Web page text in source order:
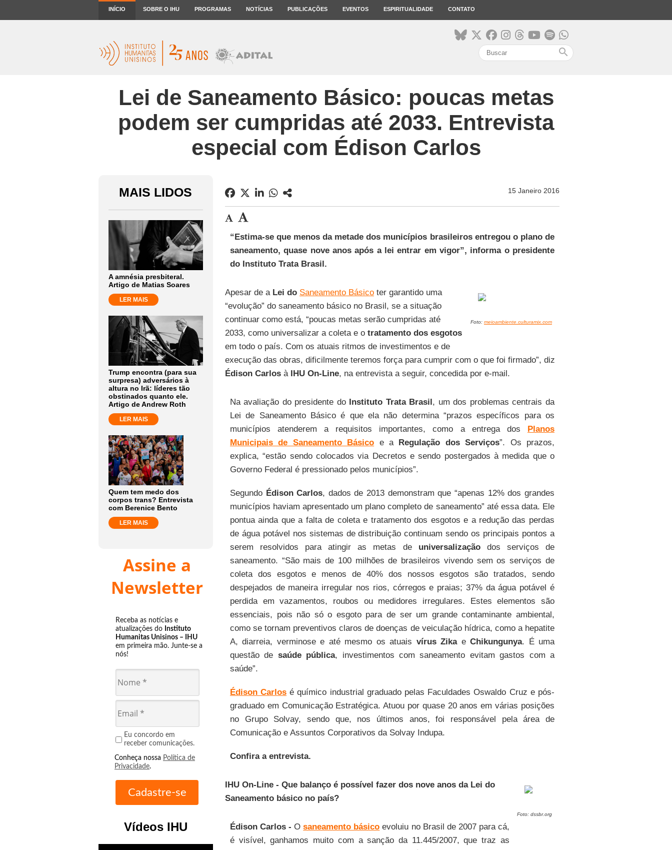
INÍCIO SOBRE O IHU PROGRAMAS NOTÍCIAS PUBLICAÇÕES EVENTOS ESPIRITUALIDADE CONTATO
search
Lei de Saneamento Básico: poucas metas
podem ser cumpridas até 2033. Entrevista
especial com Édison Carlos
MAIS LIDOS
A amnésia presbiteral.
Artigo de Matias Soares
LER MAIS
Trump encontra (para sua
surpresa) adversários à
altura no Irã: líderes tão
obstinados quanto ele.
Artigo de Andrew Roth
LER MAIS
Quem tem medo dos
corpos trans? Entrevista
com Berenice Bento
LER MAIS
Assine a
Newsletter
Receba as notícias e
atualizações do Instituto
Humanitas Unisinos – IHU
em primeira mão. Junte-se a
nós!
Eu concordo em
receber comunicações.
Conheça nossa Política de
Privacidade.
Vídeos IHU
15 Janeiro 2016
“Estima-se que menos da metade dos municípios brasileiros entregou o plano de
saneamento, quase nove anos após a lei entrar em vigor”, informa o presidente
do Instituto Trata Brasil.
Foto: meioambiente.culturamix.com
Apesar de a Lei do Saneamento Básicoter garantido uma
“evolução” do saneamento básico no Brasil, se a situação
continuar como está, “poucas metas serão cumpridas até
2033, como universalizar a coleta e otratamento dos esgotos
em todo o país. Com os atuais ritmos de investimentos e de
execução das obras, dificilmente teremos força para cumprir com o que foi firmado”, diz
Édison Carlosà IHU On-Line, na entrevista a seguir, concedida por e-mail.
Na avaliação do presidente do Instituto Trata Brasil, um dos problemas centrais da
Lei de Saneamento Básico é que ela não determina “prazos específicos para os
municípios atenderem a requisitos importantes, como a entrega dos Planos
Municipais de Saneamento Básico e a Regulação dos Serviços”. Os prazos,
explica, “estão sendo colocados via Decretos e sendo postergados à medida que o
Governo Federal é pressionado pelos municípios”.
Segundo Édison Carlos, dados de 2013 demonstram que “apenas 12% dos grandes
municípios haviam apresentado um plano completo de saneamento” até essa data. Ele
pontua ainda que a falta de coleta e tratamento dos esgotos e a redução das perdas
de água potável nos sistemas de distribuição continuam sendo os principais pontos a
serem resolvidos para atingir as metas de universalizaçãodos serviços de
saneamento. “São mais de 100 milhões de brasileiros vivendo sem os serviços de
coleta dos esgotos e menos de 40% dos nossos esgotos são tratados, sendo
despejados de maneira irregular nos rios, córregos e praias; 37% da água potável é
perdida em vazamentos, roubos ou medidores irregulares. Estes elementos são
essenciais, pois não só o esgoto para de ser um grande contaminante ambiental,
como se tornam preventivos claros de doenças de veiculação hídrica, como a hepatite
A, diarreia, verminose e até mesmo os atuais vírus ZikaeChikungunya. É uma
questão de saúde pública, investimentos com saneamento evitam gastos com a
saúde”.
Édison Carlos é químico industrial graduado pelas Faculdades Oswaldo Cruz e pós-
graduado em Comunicação Estratégica. Atuou por quase 20 anos em várias posições
no Grupo Solvay, sendo que, nos últimos anos, foi responsável pela área de
Comunicação e Assuntos Corporativos da Solvay Indupa.
Confira a entrevista.
Foto: dssbr.org
IHU On-Line - Que balanço é possível fazer dos nove anos da Lei do
Saneamento básico no país?
Édison Carlos - Osaneamento básico evoluiu no Brasil de 2007 para cá,
é visível, ganhamos muito com a sanção da 11.445/2007, que traz as